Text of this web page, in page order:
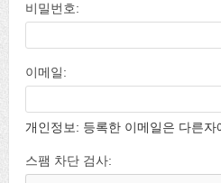
비밀번호:
이메일:
개인정보: 등록한 이메일은 다른
스팸 차단 검사: